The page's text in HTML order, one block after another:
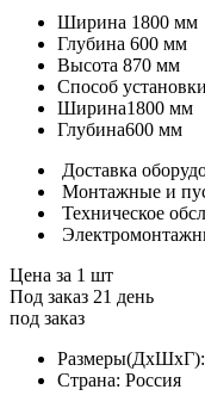
Ширина 1800 мм
Глубина 600 мм
Высота 870 мм
Способ установки
Ширина1800 мм
Глубина600 мм
Доставка
Монтажные и
Техническое
Цена за 1 шт
Под заказ 21 день
под заказ
Размеры(ДхШхГ):
Страна: Россия